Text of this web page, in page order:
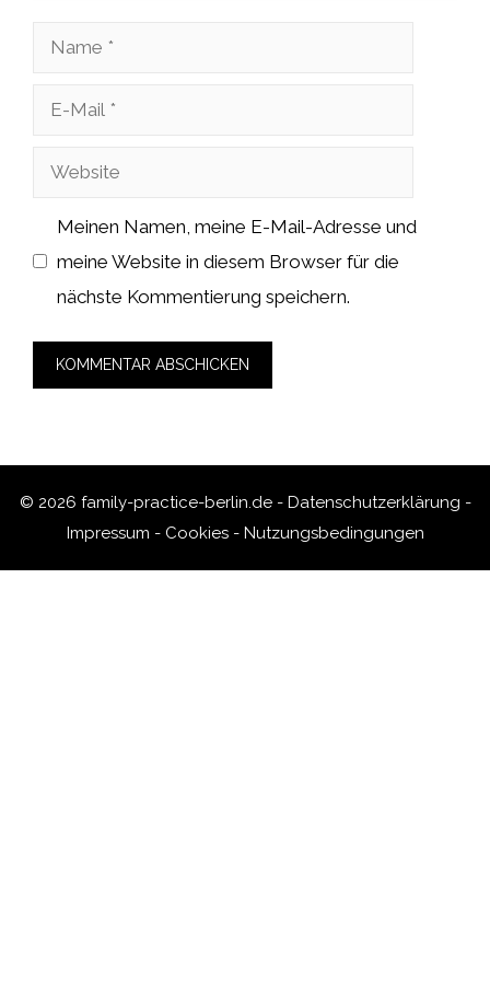
Name
Website
Meinen Namen, meine E-Mail-Adresse und
meine Website in diesem Browser für die
nächste Kommentierung speichern.
© 2026 family-practice-berlin.de - Datenschutzerklärung -
Impressum - Cookies- Nutzungsbedingungen